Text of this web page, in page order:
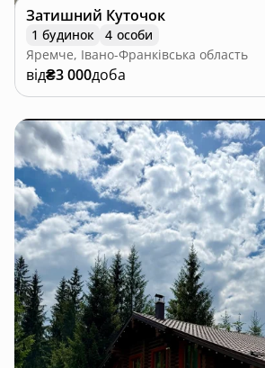
Затишний Куточок
1 будинок
4 особи
Яремче, Івано-Франківська область
від₴3 000доба